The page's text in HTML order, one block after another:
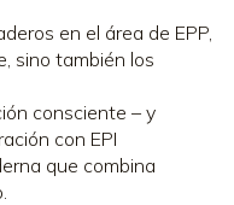
en el área de EPP,
sino también los
consciente – y
con EPI
que combina